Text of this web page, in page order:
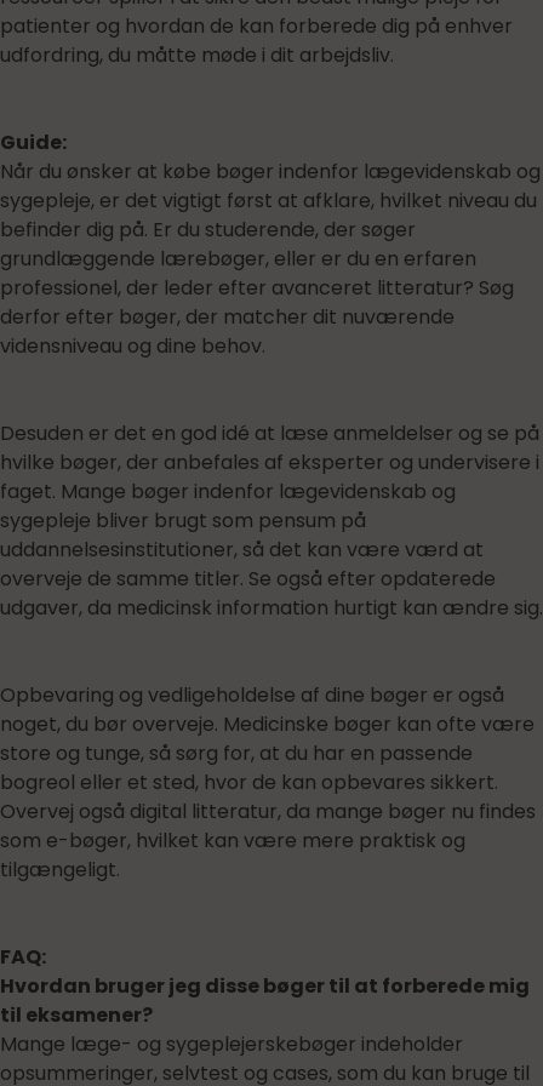
patienter og hvordan de kan forberede dig på enhver
udfordring, du måtte møde i dit arbejdsliv.
Guide:
Når du ønsker at købe bøger indenfor lægevidenskab og
sygepleje, er det vigtigt først at afklare, hvilket niveau du
befinder dig på. Er du studerende, der søger
grundlæggende lærebøger, eller er du en erfaren
professionel, der leder efter avanceret litteratur? Søg
derfor efter bøger, der matcher dit nuværende
vidensniveau og dine behov.
Desuden er det en god idé at læse anmeldelser og se på
hvilke bøger, der anbefales af eksperter og undervisere i
faget. Mange bøger indenfor lægevidenskab og
sygepleje bliver brugt som pensum på
uddannelsesinstitutioner, så det kan være værd at
overveje de samme titler. Se også efter opdaterede
udgaver, da medicinsk information hurtigt kan ændre sig.
Opbevaring og vedligeholdelse af dine bøger er også
noget, du bør overveje. Medicinske bøger kan ofte være
store og tunge, så sørg for, at du har en passende
bogreol eller et sted, hvor de kan opbevares sikkert.
Overvej også digital litteratur, da mange bøger nu findes
som e-bøger, hvilket kan være mere praktisk og
tilgængeligt.
FAQ:
Hvordan bruger jeg disse bøger til at forberede mig
til eksamener?
Mange læge- og sygeplejerskebøger indeholder
opsummeringer, selvtest og cases, som du kan bruge til